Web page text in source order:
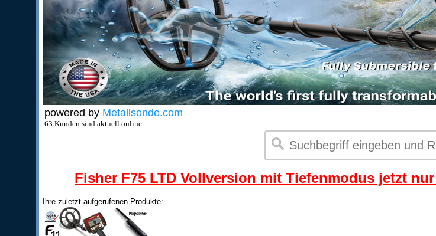
powered by Metallsonde.com
63 Kunden sind aktuell online
Fisher F75 LTD Vollversion mit Tiefenmodus jetzt
Ihre zuletzt aufgerufenen Produkte: